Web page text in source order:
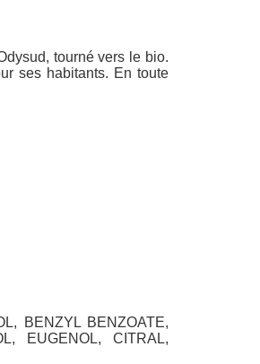
tourné vers le bio.
ses habitants. En toute
BENZYL BENZOATE,
EUGENOL, CITRAL,